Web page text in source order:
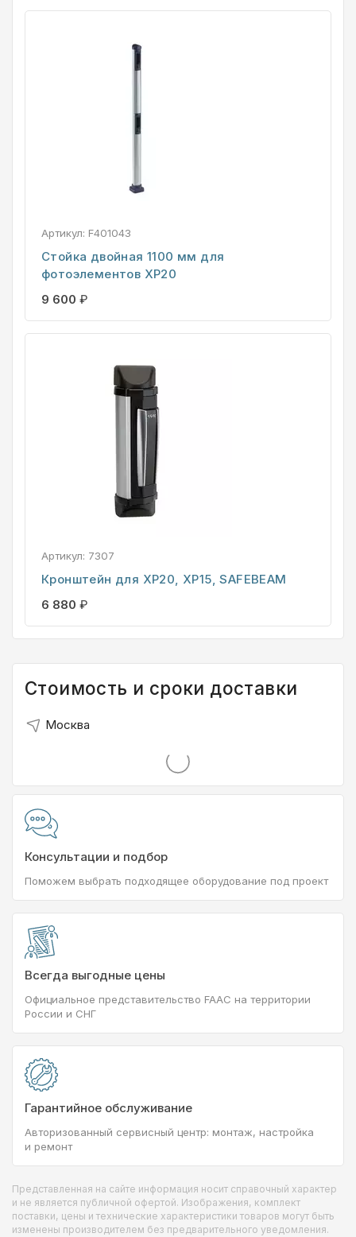
Артикул: F401043
Стойка двойная 1100 мм для
фотоэлементов XP20
9 600 ₽
Артикул: 7307
Кронштейн для XP20, XP15, SAFEBEAM
6 880 ₽
Стоимость и сроки доставки
Москва
Консультации и подбор
Поможем выбрать подходящее оборудование под проект
Всегда выгодные цены
Официальное представительство FAAC на территории
России и СНГ
Гарантийное обслуживание
Авторизованный сервисный центр: монтаж, настройка
и ремонт
Представленная на сайте информация носит справочный характер
и не является публичной офертой. Изображения, комплект
поставки, цены и технические характеристики товаров могут быть
изменены производителем без предварительного уведомления.